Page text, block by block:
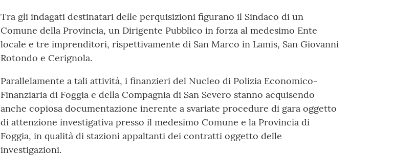
Tra gli indagati destinatari delle perquisizioni figurano il Sindaco di un
Comune della Provincia, un Dirigente Pubblico in forza al medesimo Ente
locale e tre imprenditori, rispettivamente di San Marco in Lamis, San Giovanni
Rotondo e Cerignola.
Parallelamente a tali attività, i finanzieri del Nucleo di Polizia Economico-
Finanziaria di Foggia e della Compagnia di San Severo stanno acquisendo
anche copiosa documentazione inerente a svariate procedure di gara oggetto
di attenzione investigativa presso il medesimo Comune e la Provincia di
Foggia, in qualità di stazioni appaltanti dei contratti oggetto delle
investigazioni.